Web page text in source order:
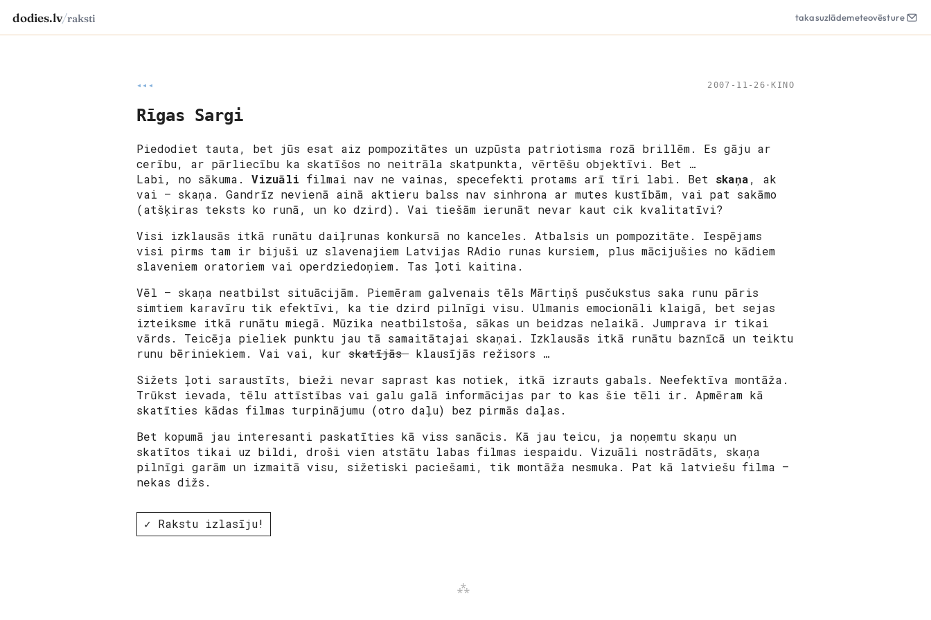
dodies.lv/raksti takasuzlādemeteovēsture
◂◂◂ 2007-11-26 · KINO
Rīgas Sargi
Piedodiet tauta, bet jūs esat aiz pompozitātes un uzpūsta patriotisma rozā brillēm. Es gāju ar
cerību, ar pārliecību ka skatīšos no neitrāla skatpunkta, vērtēšu objektīvi. Bet …
Labi, no sākuma. Vizuāli filmai nav ne vainas, specefekti protams arī tīri labi. Bet skaņa, ak
vai – skaņa. Gandrīz nevienā ainā aktieru balss nav sinhrona ar mutes kustībām, vai pat sakāmo
(atšķiras teksts ko runā, un ko dzird). Vai tiešām ierunāt nevar kaut cik kvalitatīvi?
Visi izklausās itkā runātu daiļrunas konkursā no kanceles. Atbalsis un pompozitāte. Iespējams
visi pirms tam ir bijuši uz slavenajiem Latvijas RAdio runas kursiem, plus mācijušies no kādiem
slaveniem oratoriem vai operdziedoņiem. Tas ļoti kaitina.
Vēl – skaņa neatbilst situācijām. Piemēram galvenais tēls Mārtiņš pusčukstus saka runu pāris
simtiem karavīru tik efektīvi, ka tie dzird pilnīgi visu. Ulmanis emocionāli klaigā, bet sejas
izteiksme itkā runātu miegā. Mūzika neatbilstoša, sākas un beidzas nelaikā. Jumprava ir tikai
vārds. Teicēja pieliek punktu jau tā samaitātajai skaņai. Izklausās itkā runātu baznīcā un teiktu
runu bēriniekiem. Vai vai, kur skatījās klausījās režisors …
Sižets ļoti saraustīts, bieži nevar saprast kas notiek, itkā izrauts gabals. Neefektīva montāža.
Trūkst ievada, tēlu attīstības vai galu galā informācijas par to kas šie tēli ir. Apmēram kā
skatīties kādas filmas turpinājumu (otro daļu) bez pirmās daļas.
Bet kopumā jau interesanti paskatīties kā viss sanācis. Kā jau teicu, ja noņemtu skaņu un
skatītos tikai uz bildi, droši vien atstātu labas filmas iespaidu. Vizuāli nostrādāts, skaņa
pilnīgi garām un izmaitā visu, sižetiski paciešami, tik montāža nesmuka. Pat kā latviešu filma –
nekas dižs.
✓ Rakstu izlasīju!